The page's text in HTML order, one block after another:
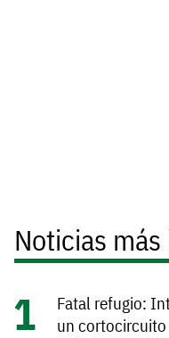
Noticias
Fatal refugio:
un